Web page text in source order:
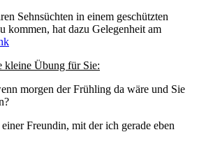
Sehnsüchten in einem geschützten
kommen, hat dazu Gelegenheit am
kleine Übung für Sie:
morgen der Frühling da wäre und Sie
Freundin, mit der ich gerade eben